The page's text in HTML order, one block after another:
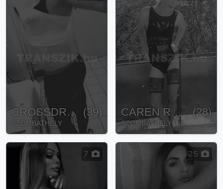
CROSSDRESSER (39)
SZOMBATHELY
CAREN RACQUEL (28)
SZOMBATHELY
7 25